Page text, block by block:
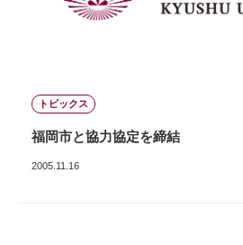
トピックス
福岡市と協力協定を締結
2005.11.16